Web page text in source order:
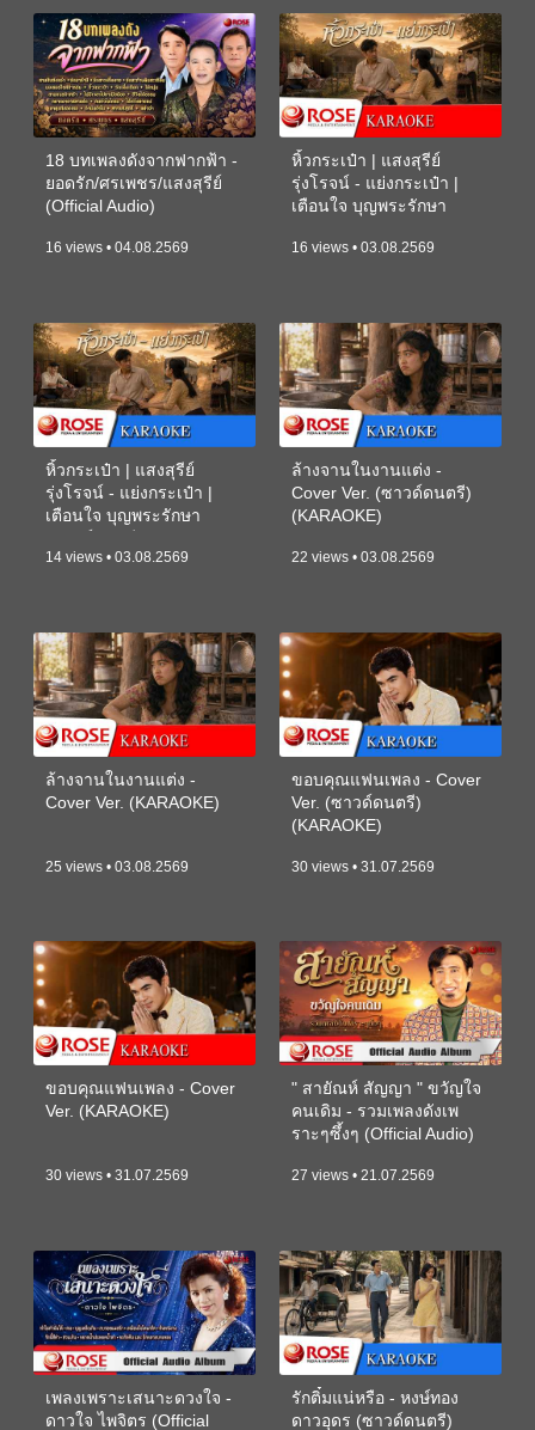
18 บทเพลงดังจากฟากฟ้า -
ยอดรัก/ศรเพชร/แสงสุรีย์
(Official Audio)
16 views • 04.08.2569
หิ้วกระเป๋า | แสงสุรีย์
รุ่งโรจน์ - แย่งกระเป๋า |
เตือนใจ บุญพระรักษา
16 views • 03.08.2569
หิ้วกระเป๋า | แสงสุรีย์
รุ่งโรจน์ - แย่งกระเป๋า |
เตือนใจ บุญพระรักษา
14 views • 03.08.2569
ล้างจานในงานแต่ง -
Cover Ver. (ซาวด์ดนตรี)
(KARAOKE)
22 views • 03.08.2569
ล้างจานในงานแต่ง -
Cover Ver. (KARAOKE)
25 views • 03.08.2569
ขอบคุณแฟนเพลง - Cover
Ver. (ซาวด์ดนตรี)
(KARAOKE)
30 views • 31.07.2569
ขอบคุณแฟนเพลง - Cover
Ver. (KARAOKE)
30 views • 31.07.2569
" สายัณห์ สัญญา " ขวัญใจ
คนเดิม - รวมเพลงดังเพ
ราะๆซึ้งๆ (Official Audio)
27 views • 21.07.2569
เพลงเพราะเสนาะดวงใจ -
ดาวใจ ไพจิตร (Official
รักติ๋มแน่หรือ - หงษ์ทอง
ดาวอุดร (ซาวด์ดนตรี)